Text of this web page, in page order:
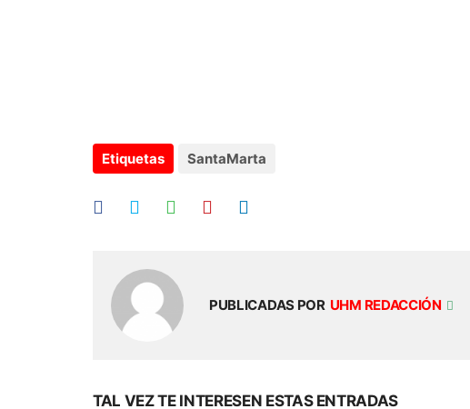
Etiquetas SantaMarta
PUBLICADAS POR UHM REDACCIÓN
TAL VEZ TE INTERESEN ESTAS ENTRADAS